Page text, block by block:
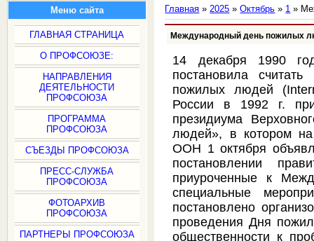
Меню сайта
ГЛАВНАЯ СТРАНИЦА
О ПРОФСОЮЗЕ:
НАПРАВЛЕНИЯ
ДЕЯТЕЛЬНОСТИ
ПРОФСОЮЗА
ПРОГРАММА
ПРОФСОЮЗА
СЪЕЗДЫ ПРОФСОЮЗА
ПРЕСС-СЛУЖБА
ПРОФСОЮЗА
ФОТОАРХИВ
ПРОФСОЮЗА
ПАРТНЕРЫ ПРОФСОЮЗА
Главная »2025 » Октябрь » 1 »
Международный день пожилых
14 декабря 1990
постановила
пожилых людей
России в 1992 г.
президиума
людей», в котором на
ООН 1 октября
постановлении
приуроченные к
специальные
постановлено
проведения Дня
общественности к